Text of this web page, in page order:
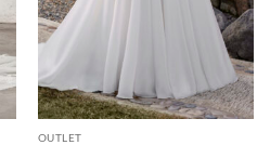
OUTLET